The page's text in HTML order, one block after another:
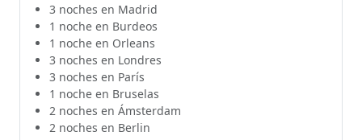
3 noches en Madrid
1 noche en Burdeos
1 noche en Orleans
3 noches en Londres
3 noches en París
1 noche en Bruselas
2 noches en Ámsterdam
2 noches en Berlin